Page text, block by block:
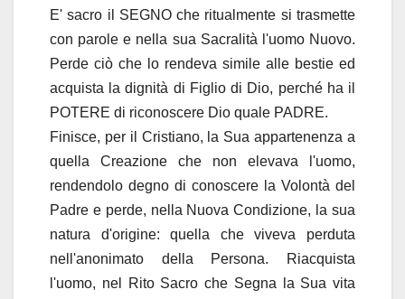
E' sacro il SEGNO che ritualmente si trasmette
con parole e nella sua Sacralità l'uomo Nuovo.
Perde ciò che lo rendeva simile alle bestie ed
acquista la dignità di Figlio di Dio, perché ha il
POTERE di riconoscere Dio quale PADRE.
Finisce, per il Cristiano, la Sua appartenenza a
quella Creazione che non elevava l'uomo,
rendendolo degno di conoscere la Volontà del
Padre e perde, nella Nuova Condizione, la sua
natura d'origine: quella che viveva perduta
nell'anonimato della Persona. Riacquista
l'uomo, nel Rito Sacro che Segna la Sua vita